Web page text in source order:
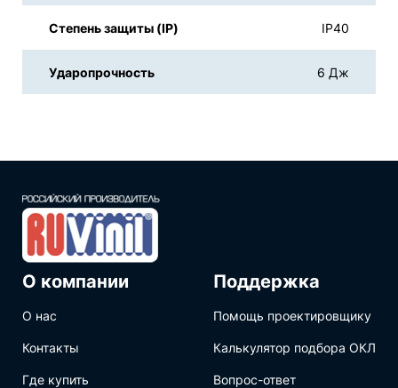
Степень защиты (IP) IP40
Ударопрочность 6 Дж
О компании
О нас
Контакты
Где купить
Поддержка
Помощь проектировщику
Калькулятор подбора ОКЛ
Вопрос-ответ